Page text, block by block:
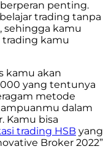
berperan penting.
trading tanpa
sehingga kamu
kamu
kamu akan
yang tentunya
metode
dalam
Kamu bisa
trading HSB yang
Broker 2022”